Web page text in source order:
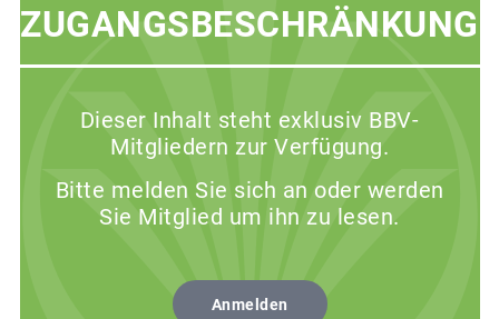
ZUGANGSBESCHRÄNKUNG
Dieser Inhalt steht exklusiv BBV-
Mitgliedern zur Verfügung.
Bitte melden Sie sich an oder werden
Sie Mitglied um ihn zu lesen.
Anmelden